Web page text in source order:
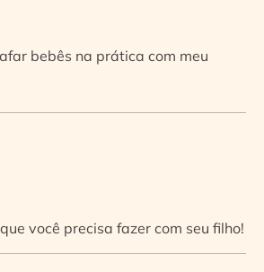
bebês na prática com meu
você precisa fazer com seu filho!